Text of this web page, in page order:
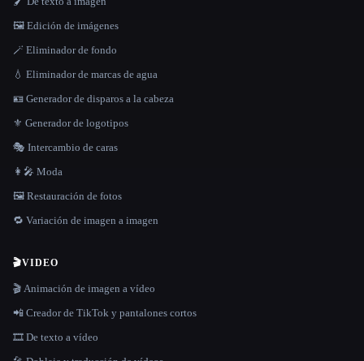
🖼️ Edición de imágenes
🪄 Eliminador de fondo
💧 Eliminador de marcas de agua
🪪 Generador de disparos a la cabeza
⚜️ Generador de logotipos
🎭 Intercambio de caras
👩‍🎤 Moda
🖼️ Restauración de fotos
🔁 Variación de imagen a imagen
🎬VIDEO
🎬 Animación de imagen a vídeo
📲 Creador de TikTok y pantalones cortos
🎞️ De texto a vídeo